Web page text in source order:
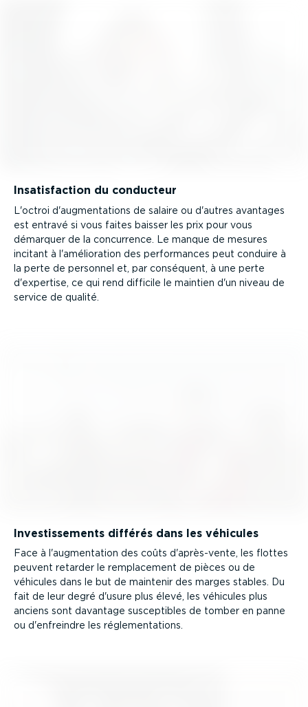
Insatis­faction du conducteur
L'octroi d'augmen­ta­tions de salaire ou d'autres avantages
est entravé si vous faites baisser les prix pour vous
démarquer de la concurrence. Le manque de mesures
incitant à l'amélio­ration des perfor­mances peut conduire à
la perte de personnel et, par conséquent, à une perte
d'expertise, ce qui rend difficile le maintien d'un niveau de
service de qualité.
Inves­tis­se­ments différés dans les véhicules
Face à l'augmen­tation des coûts d'après-vente, les flottes
peuvent retarder le rempla­cement de pièces ou de
véhicules dans le but de maintenir des marges stables. Du
fait de leur degré d'usure plus élevé, les véhicules plus
anciens sont davantage suscep­tibles de tomber en panne
ou d'enfreindre les régle­men­ta­tions.